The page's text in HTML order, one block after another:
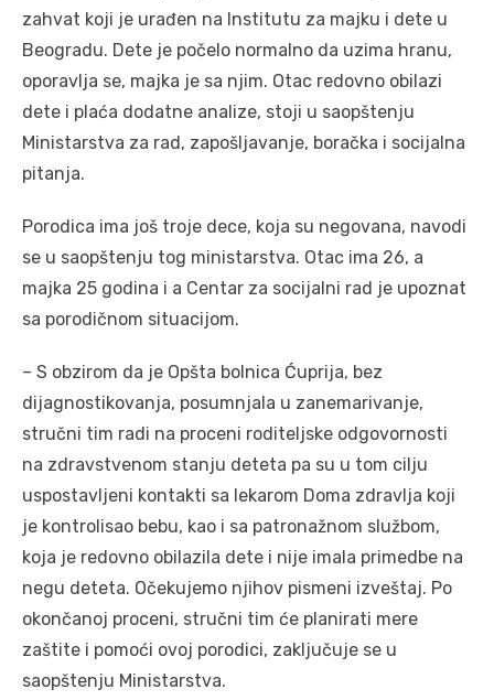
zahvat koji je urađen na Institutu za majku i dete u
Beogradu. Dete je počelo normalno da uzima hranu,
oporavlja se, majka je sa njim. Otac redovno obilazi
dete i plaća dodatne analize, stoji u saopštenju
Ministarstva za rad, zapošljavanje, boračka i socijalna
pitanja.
Porodica ima još troje dece, koja su negovana, navodi
se u saopštenju tog ministarstva. Otac ima 26, a
majka 25 godina i a Centar za socijalni rad je upoznat
sa porodičnom situacijom.
– S obzirom da je Opšta bolnica Ćuprija, bez
dijagnostikovanja, posumnjala u zanemarivanje,
stručni tim radi na proceni roditeljske odgovornosti
na zdravstvenom stanju deteta pa su u tom cilju
uspostavljeni kontakti sa lekarom Doma zdravlja koji
je kontrolisao bebu, kao i sa patronažnom službom,
koja je redovno obilazila dete i nije imala primedbe na
negu deteta. Očekujemo njihov pismeni izveštaj. Po
okončanoj proceni, stručni tim će planirati mere
zaštite i pomoći ovoj porodici, zaključuje se u
saopštenju Ministarstva.